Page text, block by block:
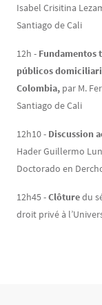
Isabel Crisitina
Santiago de Cali
12h - Fundamentos
públicos
Colombia, par M.
Santiago de Cali
12h10 - Discussion
Hader Guillermo
Doctorado en
12h45 -Clôturedu
droit privé à